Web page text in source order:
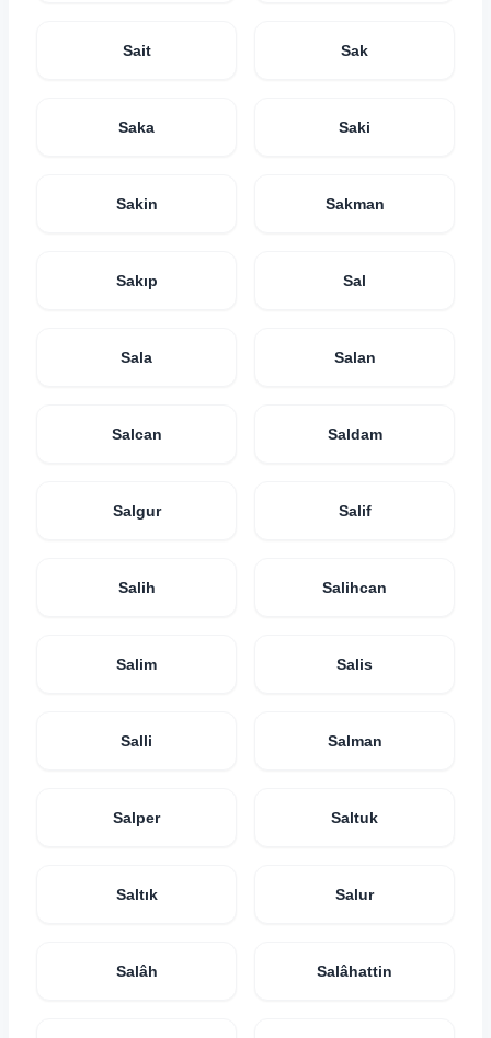
Sait Sak
Saka Saki
Sakin Sakman
Sakıp Sal
Sala Salan
Salcan Saldam
Salgur Salif
Salih Salihcan
Salim Salis
Salli Salman
Salper Saltuk
Saltık Salur
Salâh Salâhattin